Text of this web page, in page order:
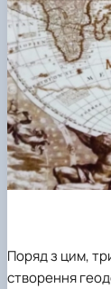
Поряд з цим,
створення